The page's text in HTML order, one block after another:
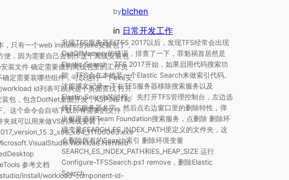
，只有一个web installer的exe安装包了，
，因为需要自己去制作这个离线安装包
装文件 确定需要做到离线包里的工作负
定需要装哪些组件，可以运行一下exe安
id列表可以从这个页面查找 打开
包，包含DotNet桌面开发，ASP.NET和
这个命令会自动下载所有需要的文件，
就可以用来做VS的离线安装了。
参考文档
install/workload-component-id-
byblchen
in 日常开发工作
升级TFS服务器到TFS 2017以后，发现TFS经常会出现
OutOfMemory的错误，排查了一下，罪魁祸首居然是
Elastic Search。TFS 2017开始，如果启用代码搜索功
能，TFS会在本地装一个Elastic Search来做索引代码。
这篇博文记录一下在TFS服务器移除搜索服务以及
Elastic Search的过程： 先打开TFS管理控制台，左边选
择TFS服务器名字，然后点右边窗口里的删除特性，弹
出框里选择Team Foundation搜索服务，点删除 删除环
境变量SEARCH_ES_INDEX_PATH里定义的文件夹，这
会删除所有的Search索引 删除环境变量
SEARCH_ES_INDEX_PATH和ES_HEAP_SIZE 运行
Configure-TFSSearch.ps1 remove，删除Elastic
Search